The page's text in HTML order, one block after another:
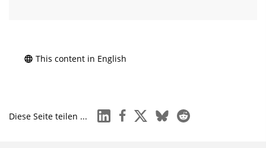
This content in English
Diese Seite teilen ... linkedinfacebook
x blueskyreddit